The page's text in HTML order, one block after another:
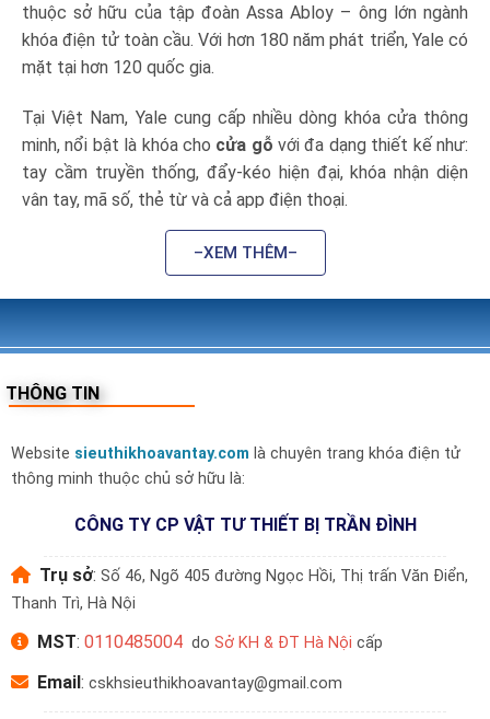
thuộc sở hữu của tập đoàn Assa Abloy – ông lớn ngành
khóa điện tử toàn cầu. Với hơn 180 năm phát triển, Yale có
mặt tại hơn 120 quốc gia.
Tại Việt Nam, Yale cung cấp nhiều dòng khóa cửa thông
minh, nổi bật là khóa cho cửa gỗ với đa dạng thiết kế như:
tay cầm truyền thống, đẩy-kéo hiện đại, khóa nhận diện
vân tay, mã số, thẻ từ và cả app điện thoại.
2. Đặc điểm nổi bật của khóa Yale dành cho
vức, phù hợp mọi phong cách nội thất cổ điển và
hiện đại.
sơn chống oxi hóa, chống xước, chịu lực tốt.
Đa dạng phương thức mở khóa:
thẻ từ, app, chìa cơ.
trộm, khóa trái từ bên trong.
khóa từ xa, cài đặt mã dùng 1 lần cho khách, lưu
nhật ký mở cửa.
–XEM THÊM–
THÔNG TIN
Website sieuthikhoavantay.com là chuyên trang khóa điện tử
thông minh thuộc chủ sở hữu là:
CÔNG TY CP VẬT TƯ THIẾT BỊ TRẦN ĐÌNH
Trụ sở: Số 46, Ngõ 405 đường Ngọc Hồi, Thị trấn Văn Điển,
Thanh Trì, Hà Nội
MST: 0110485004do Sở KH & ĐT Hà Nội cấp
Email: cskhsieuthikhoavantay@gmail.com